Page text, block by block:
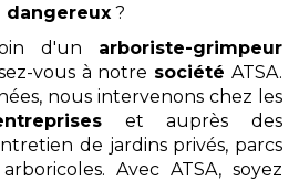
dangereux ?
d'un arboriste-grimpeur
vous à notre société ATSA.
nous intervenons chez les
et auprès des
de jardins privés, parcs
Avec ATSA, soyez